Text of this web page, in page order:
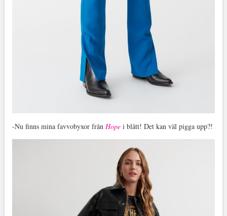
-Nu finns mina favvobyxor från Hopei blått! Det kan väl pigga upp?!